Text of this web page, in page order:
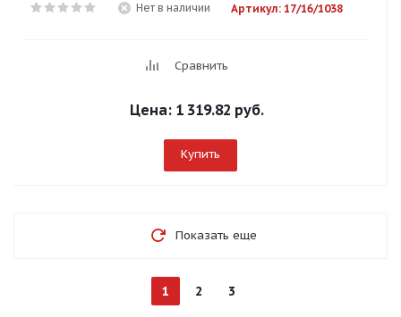
Нет в наличии Артикул: 17/16/1038
Сравнить
Цена: 1 319.82 руб.
Купить
Показать еще
1 2 3